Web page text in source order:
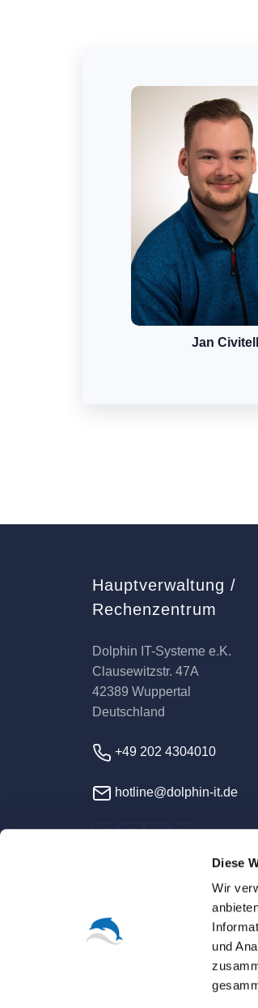
Diese
Wir
und
Jan
Hauptverwaltung /
Rechenzentrum
Dolphin IT-Systeme e.K.
Clausewitzstr. 47A
42389 Wuppertal
Deutschland
+49 202 4304010
hotline@dolphin-it.de
©
Sofern nicht ausdrücklich